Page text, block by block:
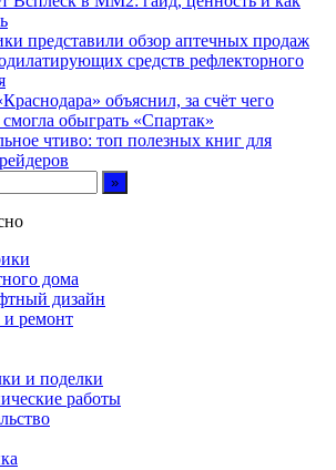
представили обзор аптечных продаж
средств рефлекторного
объяснил, за счёт чего
обыграть «Спартак»
чтиво: топ полезных книг для
дома
дизайн
и ремонт
и поделки
работы